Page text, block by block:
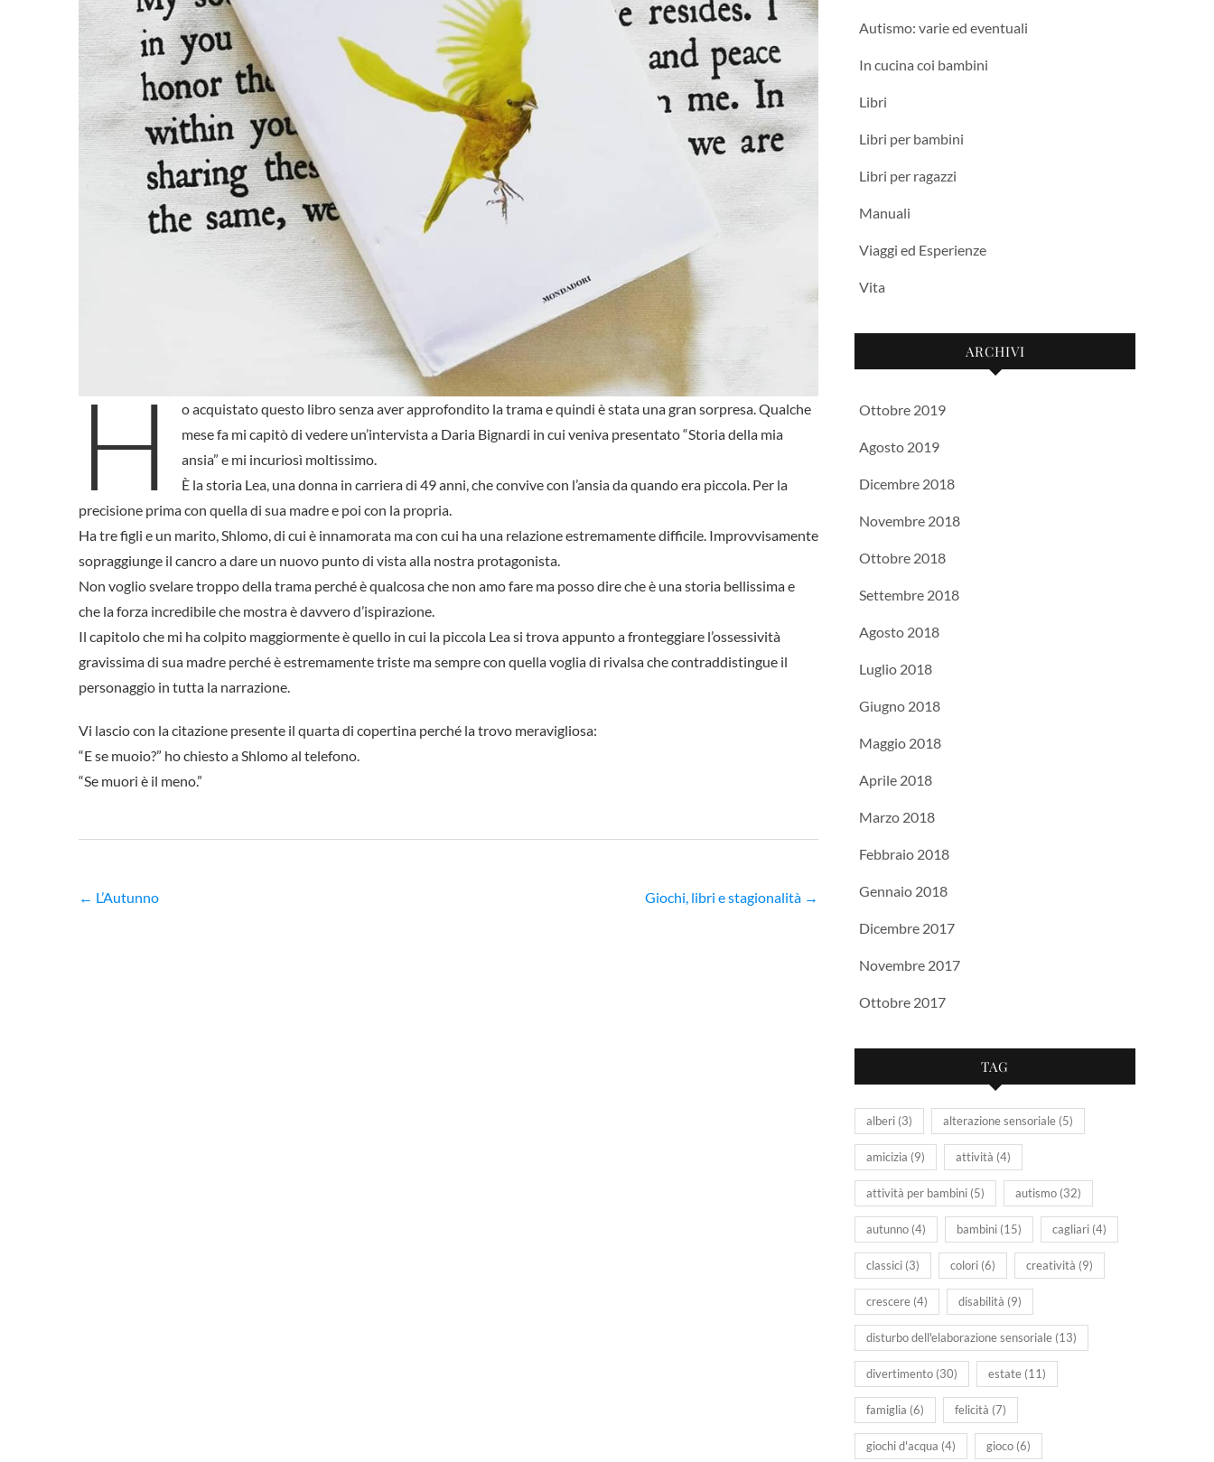
H
o acquistato questo libro senza aver approfondito la trama e quindi è stata una gran sorpresa. Qualche
mese fa mi capitò di vedere un’intervista a Daria Bignardi in cui veniva presentato “Storia della mia
ansia” e mi incuriosì moltissimo.
È la storia Lea, una donna in carriera di 49 anni, che convive con l’ansia da quando era piccola. Per la
precisione prima con quella di sua madre e poi con la propria.
Ha tre figli e un marito, Shlomo, di cui è innamorata ma con cui ha una relazione estremamente difficile. Improvvisamente
sopraggiunge il cancro a dare un nuovo punto di vista alla nostra protagonista.
Non voglio svelare troppo della trama perché è qualcosa che non amo fare ma posso dire che è una storia bellissima e
che la forza incredibile che mostra è davvero d’ispirazione.
Il capitolo che mi ha colpito maggiormente è quello in cui la piccola Lea si trova appunto a fronteggiare l’ossessività
gravissima di sua madre perché è estremamente triste ma sempre con quella voglia di rivalsa che contraddistingue il
personaggio in tutta la narrazione.
Vi lascio con la citazione presente il quarta di copertina perché la trovo meravigliosa:
“E se muoio?” ho chiesto a Shlomo al telefono.
“Se muori è il meno.”
← L’Autunno Giochi, libri e stagionalità →
Autismo: varie ed eventuali
In cucina coi bambini
Libri
Libri per bambini
Libri per ragazzi
Manuali
Viaggi ed Esperienze
Vita
ARCHIVI
Ottobre 2019
Agosto 2019
Dicembre 2018
Novembre 2018
Ottobre 2018
Settembre 2018
Agosto 2018
Luglio 2018
Giugno 2018
Maggio 2018
Aprile 2018
Marzo 2018
Febbraio 2018
Gennaio 2018
Dicembre 2017
Novembre 2017
Ottobre 2017
TAG
alberi (3) alterazione sensoriale (5)
amicizia (9) attività (4)
attività per bambini (5) autismo (32)
autunno (4) bambini (15) cagliari (4)
classici (3) colori (6) creatività (9)
crescere (4) disabilità (9)
disturbo dell'elaborazione sensoriale (13)
divertimento (30) estate (11)
famiglia (6) felicità (7)
giochi d'acqua (4) gioco (6)